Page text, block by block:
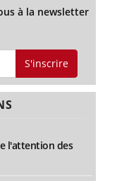
à la newsletter
S'inscrire
l'attention des